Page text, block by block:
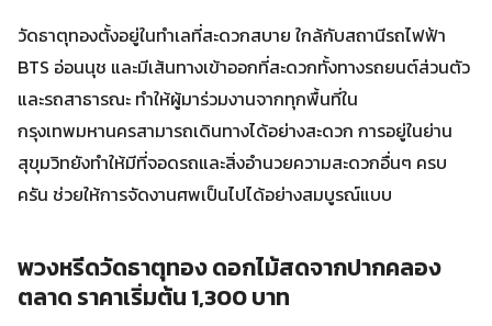
วัดธาตุทองตั้งอยู่ในทำเลที่สะดวกสบาย ใกล้กับสถานีรถไฟฟ้า
BTS อ่อนนุช และมีเส้นทางเข้าออกที่สะดวกทั้งทางรถยนต์ส่วนตัว
และรถสาธารณะ ทำให้ผู้มาร่วมงานจากทุกพื้นที่ใน
กรุงเทพมหานครสามารถเดินทางได้อย่างสะดวก การอยู่ในย่าน
สุขุมวิทยังทำให้มีที่จอดรถและสิ่งอำนวยความสะดวกอื่นๆ ครบ
ครัน ช่วยให้การจัดงานศพเป็นไปได้อย่างสมบูรณ์แบบ
พวงหรีดวัดธาตุทอง ดอกไม้สดจากปากคลอง
ตลาด ราคาเริ่มต้น 1,300 บาท